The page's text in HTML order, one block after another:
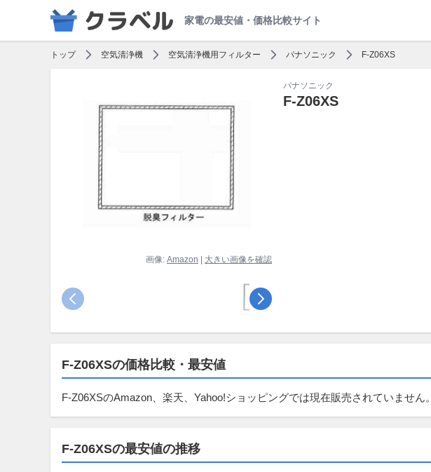
家電の最安値・価格比較サイト
トップ 空気清浄機 空気清浄機用フィルター パナソニック F-Z06XS
画像: Amazon 大きい画像を確認
パナソニック
F-Z06XS
F-Z06XSの価格比較・最安値
F-Z06XSのAmazon、楽天、Yahoo!ショッピングでは現在販売されていません。
F-Z06XSの最安値の推移